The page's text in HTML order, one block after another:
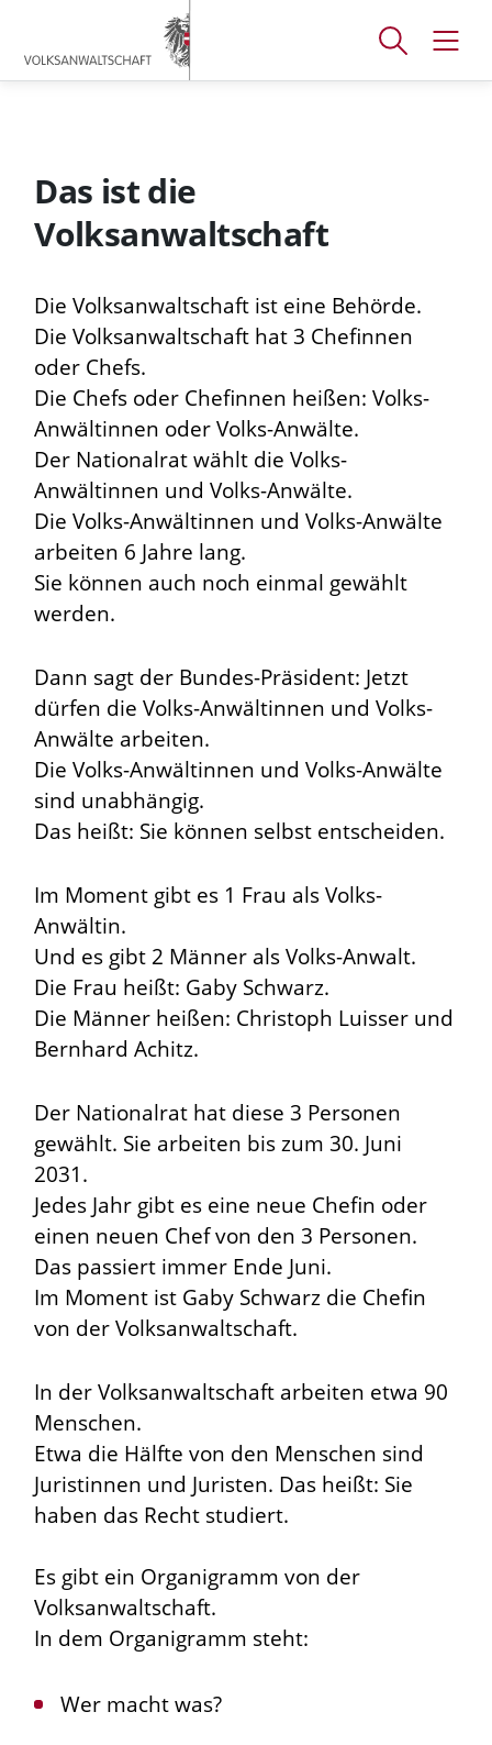
Zum
Hauptmenü
Zum
Inhalt
Zum
Footer
Suchfenster
Das ist die
Volksanwaltschaft
Die Volksanwaltschaft ist eine Behörde.
Die Volksanwaltschaft hat 3 Chefinnen
oder Chefs.
Die Chefs oder Chefinnen heißen: Volks-
Anwältinnen oder Volks-Anwälte.
Der Nationalrat wählt die Volks-
Anwältinnen und Volks-Anwälte.
Die Volks-Anwältinnen und Volks-Anwälte
arbeiten 6 Jahre lang.
Sie können auch noch einmal gewählt
werden.
Dann sagt der Bundes-Präsident: Jetzt
dürfen die Volks-Anwältinnen und Volks-
Anwälte arbeiten.
Die Volks-Anwältinnen und Volks-Anwälte
sind unabhängig.
Das heißt: Sie können selbst entscheiden.
Im Moment gibt es 1 Frau als Volks-
Anwältin.
Und es gibt 2 Männer als Volks-Anwalt.
Die Frau heißt: Gaby Schwarz.
Die Männer heißen: Christoph Luisser und
Bernhard Achitz.
Der Nationalrat hat diese 3 Personen
gewählt. Sie arbeiten bis zum 30. Juni
2031.
Jedes Jahr gibt es eine neue Chefin oder
einen neuen Chef von den 3 Personen.
Das passiert immer Ende Juni.
Im Moment ist Gaby Schwarz die Chefin
von der Volksanwaltschaft.
In der Volksanwaltschaft arbeiten etwa 90
Menschen.
Etwa die Hälfte von den Menschen sind
Juristinnen und Juristen. Das heißt: Sie
haben das Recht studiert.
Es gibt ein Organigramm von der
Volksanwaltschaft.
In dem Organigramm steht:
Wer macht was?